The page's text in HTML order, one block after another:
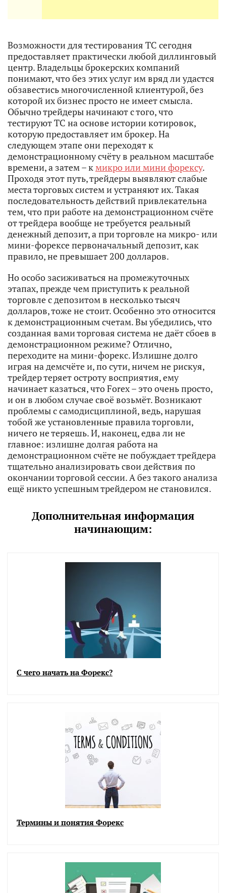
Возможности для тестирования ТС сегодня
предоставляет практически любой диллинговый
центр. Владельцы брокерских компаний
понимают, что без этих услуг им вряд ли удастся
обзавестись многочисленной клиентурой, без
которой их бизнес просто не имеет смысла.
Обычно трейдеры начинают с того, что
тестируют ТС на основе истории котировок,
которую предоставляет им брокер. На
следующем этапе они переходят к
демонстрационному счёту в реальном масштабе
времени, а затем – кмикро или мини форексу.
Проходя этот путь, трейдеры выявляют слабые
места торговых систем и устраняют их. Такая
последовательность действий привлекательна
тем, что при работе на демонстрационном счёте
от трейдера вообще не требуется реальный
денежный депозит, а при торговле на микро- или
мини-форексе первоначальный депозит, как
правило, не превышает 200 долларов.
Но особо засиживаться на промежуточных
этапах, прежде чем приступить к реальной
торговле с депозитом в несколько тысяч
долларов, тоже не стоит. Особенно это относится
к демонстрационным счетам. Вы убедились, что
созданная вами торговая система не даёт сбоев в
демонстрационном режиме? Отлично,
переходите на мини-форекс. Излишне долго
играя на демсчёте и, по сути, ничем не рискуя,
трейдер теряет остроту восприятия, ему
начинает казаться, что Forex – это очень просто,
и он в любом случае своё возьмёт. Возникают
проблемы с самодисциплиной, ведь, нарушая
тобой же установленные правила торговли,
ничего не теряешь. И, наконец, едва ли не
главное: излишне долгая работа на
демонстрационном счёте не побуждает трейдера
тщательно анализировать свои действия по
окончании торговой сессии. А без такого анализа
ещё никто успешным трейдером не становился.
Дополнительная информация
начинающим:
С чего начать на Форекс?
Термины и понятия Форекс